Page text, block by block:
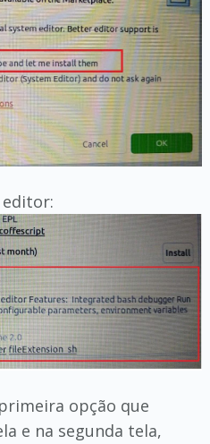
opção que
e na segunda tela,